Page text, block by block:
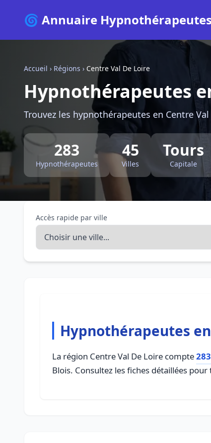
🌀 Annuaire
Accueil › Régions › Centre Val De Loire
Hypnothérapeutes
Trouvez les hypnothérapeutes en Centre
283
Hypnothérapeutes
45
Villes
Tours
Capitale
Accès rapide par ville
Hypnothérapeutes
La région Centre Val De Loire compte
Blois. Consultez les fiches détaillées